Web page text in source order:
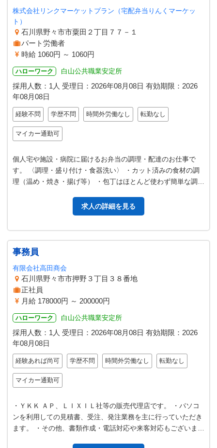
株式会社リンクマーケットプラン（宅配弁当りんくマーケッ
ト）
石川県野々市市粟田２丁目７７－１
パート労働者
時給 1060円 ～ 1060円
ハローワーク 白山公共職業安定所
採用人数：1人 受理日： 2026年08月08日 有効期限： 2026
年08月08日
経験不問 学歴不問 時間外労働なし 転勤なし
マイカー通勤可
個人宅や施設・病院に届けるお弁当の調理・配達のお仕事で
す。 〈調理・盛り付け・食器洗い〉 ・カット済みの食材の調
理（温め・焼き・揚げ等） ・包丁はほとんど使わず簡単な調理
求人の詳細を見る
事務員
有限会社高田商会
石川県野々市市押野３丁目３８番地
正社員
月給 178000円 ～ 200000円
ハローワーク 白山公共職業安定所
採用人数：1人 受理日： 2026年08月08日 有効期限： 2026
年08月08日
経験あれば尚可 学歴不問 時間外労働なし 転勤なし
マイカー通勤可
・ＹＫＫ ＡＰ、ＬＩＸＩＬ社等の販売代理店です。 ・パソコ
ンを利用しての見積書、受注、発注業務を主に行っていただき
ます。 ・その他、書類作成・電話対応や来客対応もございま